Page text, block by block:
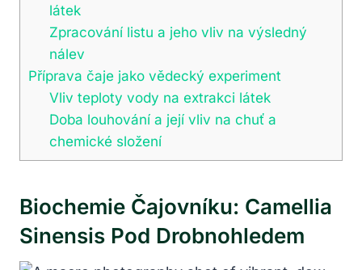
látek
Zpracování listu a jeho vliv na výsledný
nálev
Příprava čaje jako vědecký experiment
Vliv teploty vody na extrakci látek
Doba louhování a její vliv na chuť a
chemické složení
Biochemie Čajovníku: Camellia
Sinensis Pod Drobnohledem